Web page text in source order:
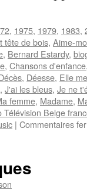
, 1975, 1979, 1983,
tête de bois, Aime-
, Bernard Estardy,
, Chansons d'enfance
, Déesse, Elle
, J'ai les bleus, Je ne
femme, Madame,
Télévision Belge
| Commentaires